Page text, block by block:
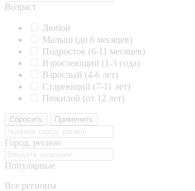
Возраст
Любой
Малыш (до 6 месяцев)
Подросток (6-11 месяцев)
Взрослеющий (1-3 года)
Взрослый (4-6 лет)
Стареющий (7-11 лет)
Пожилой (от 12 лет)
Сбросить Применить
Город, регион
Популярные
Все регионы